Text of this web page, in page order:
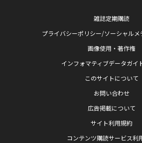
雑誌定期購読
プライバシーポリシー/ソーシャルメ
画像使用・著作権
インフォマティブデータガイ
このサイトについて
お問い合わせ
広告掲載について
サイト利用規約
コンテンツ購読サービス利